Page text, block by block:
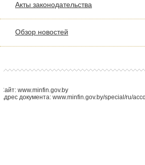
Акты законодательства
Обзор новостей
Сайт: www.minfin.gov.by
Адрес документа: www.minfin.gov.by/special/ru/